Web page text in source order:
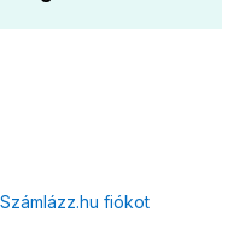
fiókot